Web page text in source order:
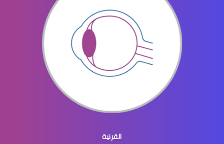
الماء الازرق بالعين
ماء الازرق بالعين
القرنية